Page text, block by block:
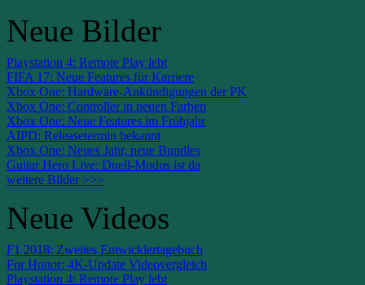
Neue Bilder
Playstation 4: Remote Play lebt
FIFA 17: Neue Features für Karriere
Xbox One: Hardware-Ankündigungen der PK
Xbox One: Controller in neuen Farben
Xbox One: Neue Features im Frühjahr
AIPD: Releasetermin bekannt
Xbox One: Neues Jahr, neue Bundles
Guitar Hero Live: Duell-Modus ist da
weitere Bilder >>>
Neue Videos
F1 2018: Zweites Entwicklertagebuch
For Honor: 4K-Update Videovergleich
Playstation 4: Remote Play lebt